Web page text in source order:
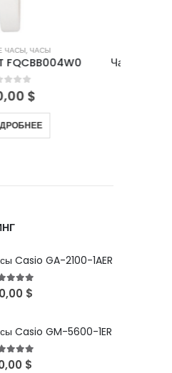
ЧАСЫ
FAB00004D9
0out of 5
180,00
В КОРЗИНУ
Casio GA-2100-1AER
of 5
$
Casio GM-5600-1ER
of 5
$